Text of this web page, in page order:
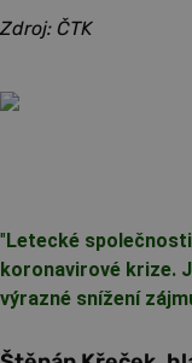
Zdroj: ČTK
" Letecké
koronavirové krize.
výrazné snížení